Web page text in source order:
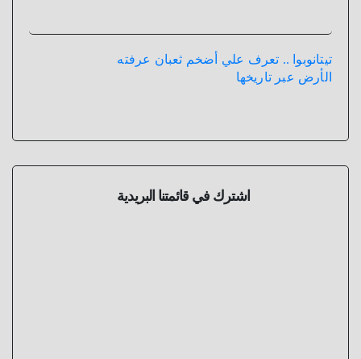
تيتانوبوا .. تعرف علي أضخم ثعبان عرفته
الأرض عبر تاريخها
اشترك في قائمتنا البريدية